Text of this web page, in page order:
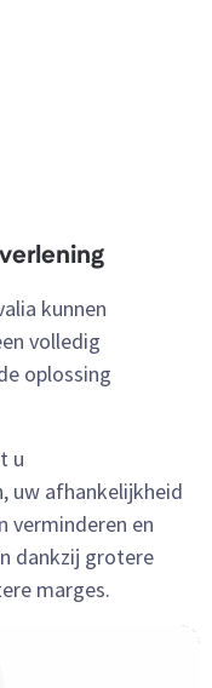
kunnen
volledig
oplossing
u
uw afhankelijkheid
verminderen en
dankzij grotere
marges.